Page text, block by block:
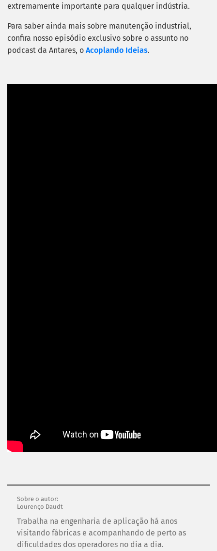
extremamente importante para qualquer indústria.
Para saber ainda mais sobre manutenção industrial,
confira nosso episódio exclusivo sobre o assunto no
podcast da Antares, o Acoplando Ideias.
Sobre o autor:
Lourenço Daudt
Trabalha na engenharia de aplicação há anos
visitando fábricas e acompanhando de perto as
dificuldades dos operadores no dia a dia.